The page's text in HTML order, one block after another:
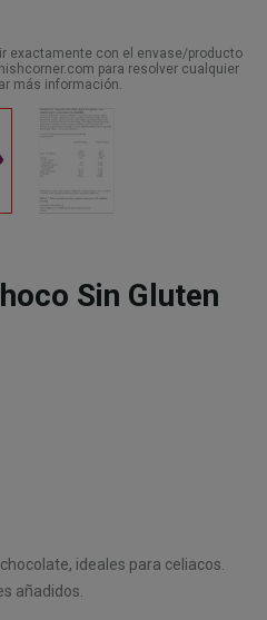
exactamente con el envase/producto
para resolver cualquier
más información.
Sin Gluten
ideales para celiacos.
añadidos.